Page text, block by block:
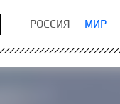
РОССИЯ МИР